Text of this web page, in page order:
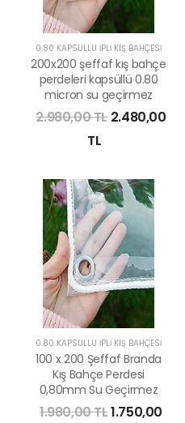
0.80 KAPSÜLLÜ İPLİ KIŞ BAHÇESİ
200x200 şeffaf kış bahçe
perdeleri kapsüllü 0.80
micron su geçirmez
2.980,00 TL 2.480,00
TL
0.80 KAPSÜLLÜ İPLİ KIŞ BAHÇESİ
100 x 200 Şeffaf Branda
Kış Bahçe Perdesi
0,80mm Su Geçirmez
1.980,00 TL1.750,00